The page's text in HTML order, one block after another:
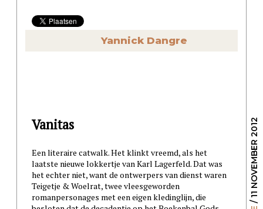
Yannick Dangre
/ 11 NOVEMBER 2012
Vanitas
Een literaire catwalk. Het klinkt vreemd, als het
laatste nieuwe lokkertje van Karl Lagerfeld. Dat was
het echter niet, want de ontwerpers van dienst waren
Teigetje & Woelrat, twee vleesgeworden
romanpersonages met een eigen kledinglijn, die